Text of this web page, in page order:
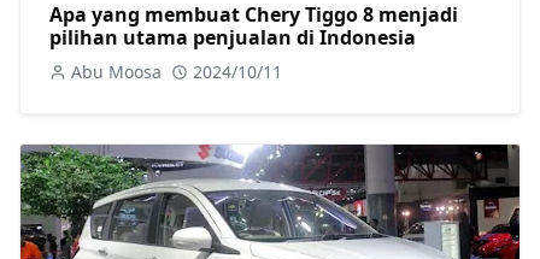
Apa yang membuat Chery Tiggo 8 menjadi
pilihan utama penjualan di Indonesia
Abu Moosa 2024/10/11